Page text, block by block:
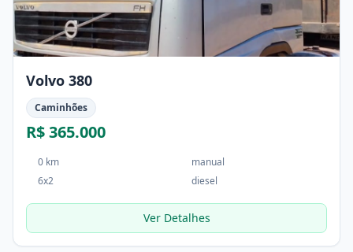
Volvo 380
Caminhões
R$ 365.000
0 km
manual
6x2
diesel
Ver Detalhes